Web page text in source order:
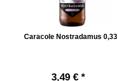
Caracole Nostradamus 0,33 l
3,49 € *